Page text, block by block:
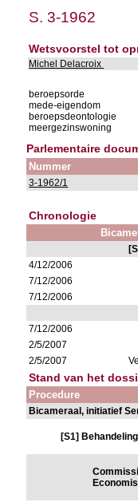
S. 3-1962
Wetsvoorstel tot
Michel Delacroix
beroepsorde
mede-eigendom
beroepsdeontologie
meergezinswoning
Parlementaire
Nummer
3-1962/1
Chronologie
4/12/2006
7/12/2006
7/12/2006
7/12/2006
2/5/2007
2/5/2007
Stand van het
Procedure
Bicameraal, initiatief
[S1]